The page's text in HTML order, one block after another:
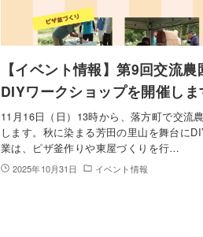
【イベント情報】第9回交流農
DIYワークショップを開催しま
11月16日（日）13時から、落方町で交流
します。秋に染まる芳田の里山を舞台に
業は、ピザ釜作りや東屋づくりを行…
2025年10月31日 イベント情報